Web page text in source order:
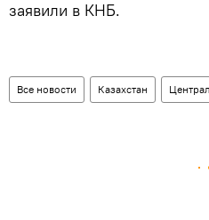
заявили в КНБ.
Все новости Казахстан